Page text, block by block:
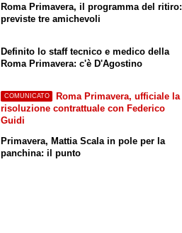
Roma Primavera, il programma del ritiro:
previste tre amichevoli
Definito lo staff tecnico e medico della
Roma Primavera: c'è D'Agostino
COMUNICATO
Roma Primavera, ufficiale la
risoluzione contrattuale con Federico
Guidi
Primavera, Mattia Scala in pole per la
panchina: il punto